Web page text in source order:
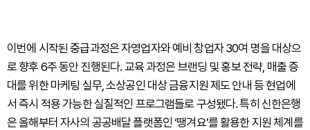
이번에 시작된 중급과정은 자영업자와 예비 창업자 30여 명을 대상으
로 향후 6주 동안 진행된다. 교육 과정은 브랜딩 및 홍보 전략, 매출 증
대를 위한 마케팅 실무, 소상공인 대상 금융지원 제도 안내 등 현업에
서 즉시 적용 가능한 실질적인 프로그램들로 구성됐다. 특히 신한은행
은 올해부터 자사의 공공배달 플랫폼인 ‘땡겨요’를 활용한 지원 체계를